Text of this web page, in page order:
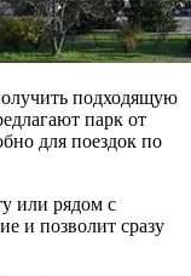
подходящую
парк от
для поездок по
или рядом с
и позволит сразу